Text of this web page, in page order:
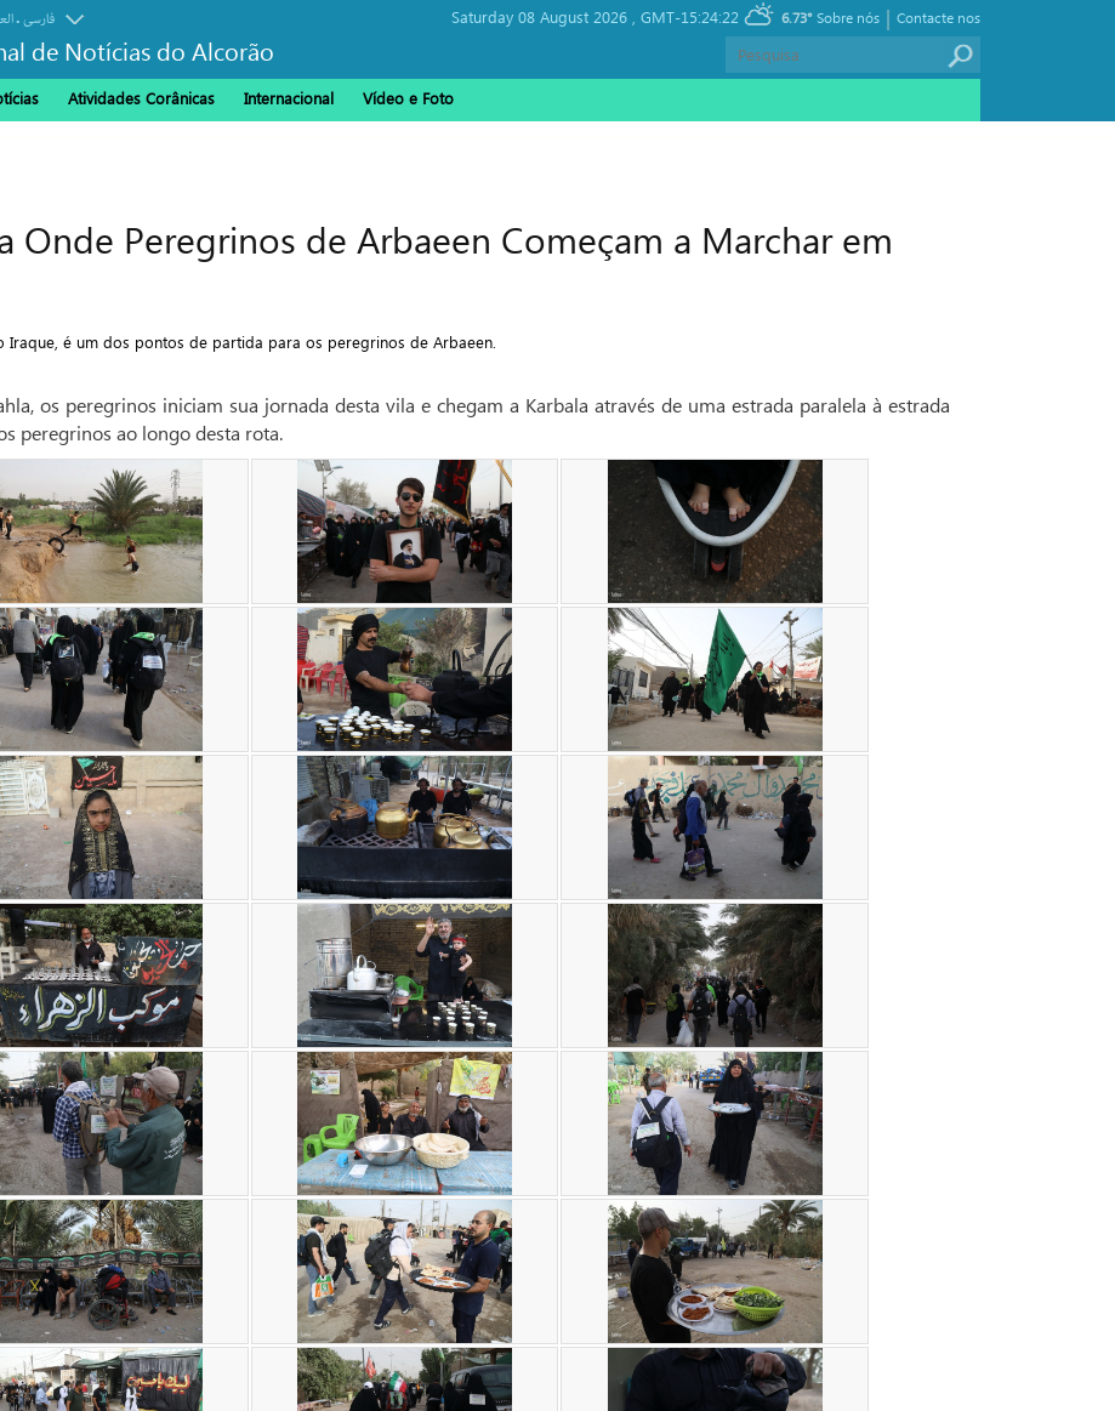
.فارسی
de Notícias do Alcorão
Saturday 08 August 2026 , GMT-15:24:22 6.73° Contacte nos
|
Sobre nós
Atividades Corânicas Internacional Vídeo e Foto
Onde Peregrinos de Arbaeen Começam a Marchar em
Iraque, é um dos pontos de partida para os peregrinos de Arbaeen.
os peregrinos iniciam sua jornada desta vila e chegam a Karbala através de uma estrada paralela à estrada
peregrinos ao longo desta rota.